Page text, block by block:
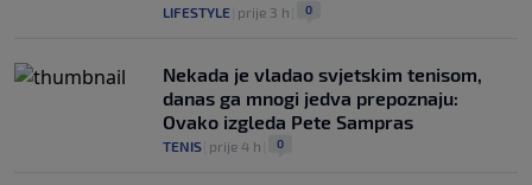
LIFESTYLE prije 3 h 0
Nekada je vladao svjetskim tenisom,
danas ga mnogi jedva prepoznaju:
Ovako izgleda Pete Sampras
TENIS prije 4 h 0